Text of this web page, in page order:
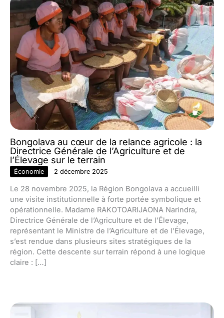
Bongolava au cœur de la relance agricole : la
Directrice Générale de l’Agriculture et de
l’Élevage sur le terrain
Économie 2 décembre 2025
Le 28 novembre 2025, la Région Bongolava a accueilli
une visite institutionnelle à forte portée symbolique et
opérationnelle. Madame RAKOTOARIJAONA Narindra,
Directrice Générale de l’Agriculture et de l’Élevage,
représentant le Ministre de l’Agriculture et de l’Élevage,
s’est rendue dans plusieurs sites stratégiques de la
région. Cette descente sur terrain répond à une logique
claire : […]